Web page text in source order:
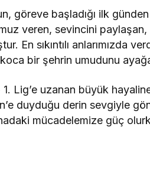
göreve başladığı ilk
veren, sevincini paylaşan,
En sıkıntılı anlarımızda
bir şehrin umudunu ayağa
Lig’e uzanan büyük
duyduğu derin sevgiyle
mücadelemize güç